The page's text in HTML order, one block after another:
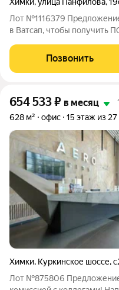
Лот №1116379
в Ватсап, чтобы
офис 217 м2 в БЦ класса Б+
Химки). Блок с ремонтом,
Позвонить
654 533₽ в месяц
628 м² офис 15 этаж из 27
Химки, Куркинское шоссе,
Лот №875806